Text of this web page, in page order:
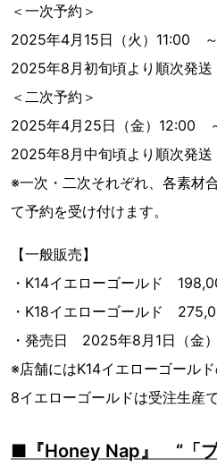
＜一次予約＞
2025年4月15日（火）11:00
2025年8月初旬頃より順次発送
＜二次予約＞
2025年4月25日（金）12:00
2025年8月中旬頃より順次発送
※一次・二次それぞれ、各素材
て予約を受け付けます。
【一般販売】
・K14イエローゴールド
・K18イエローゴールド
・発売日 2025年8月1日（金）
※店舗にはK14イエローゴール
8イエローゴールドは受注生産
■『Honey Nap』 “「プ